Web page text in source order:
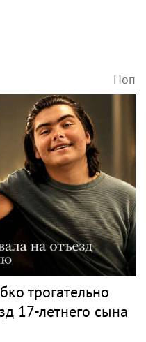
Поп
трогательно
17-летнего сына